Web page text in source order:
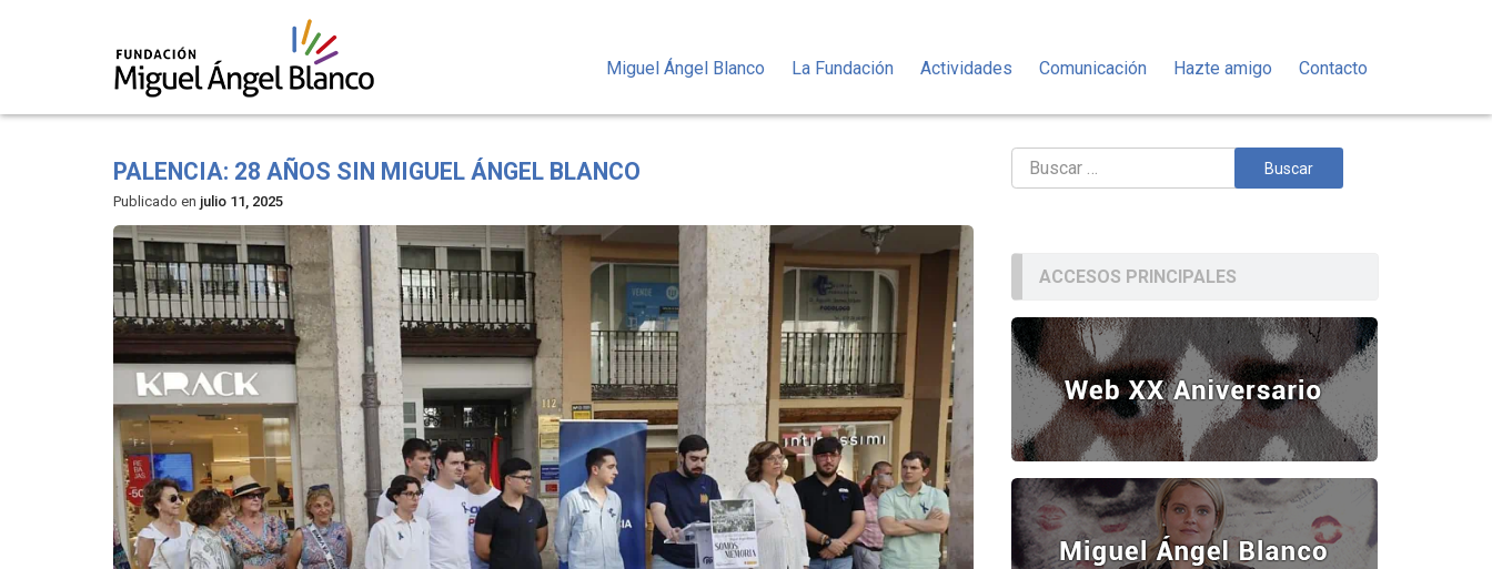
Miguel Ángel Blanco La Fundación Actividades Comunicación Hazte amigo Contacto
PALENCIA: 28 AÑOS SIN MIGUEL ÁNGEL BLANCO
Publicado en julio 11, 2025
Buscar:
ACCESOS PRINCIPALES